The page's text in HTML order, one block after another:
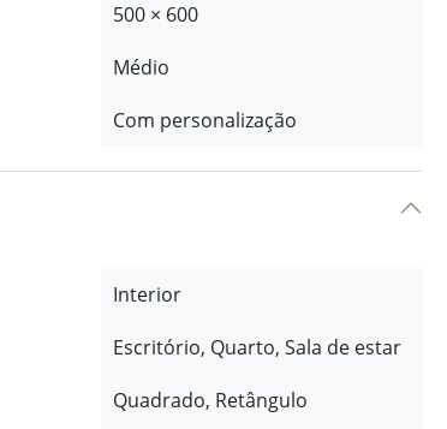
500 × 600
Médio
Com personalização
Interior
Escritório, Quarto, Sala de estar
Quadrado, Retângulo